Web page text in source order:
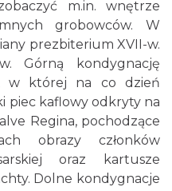
m.in. wnętrze
grobowców. W
prezbiterium XVII-w.
Górną kondygnację
w której na co dzień
piec kaflowy odkryty na
Regina, pochodzące
obrazy członków
oraz kartusze
Dolne kondygnacje